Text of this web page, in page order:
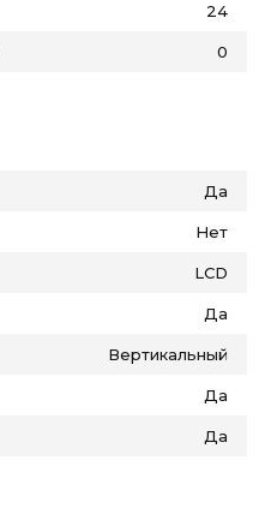
24
0
Да
Нет
LCD
Да
Вертикальный
Да
Да